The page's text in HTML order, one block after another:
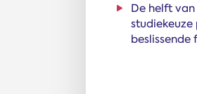
De helft
beslissende